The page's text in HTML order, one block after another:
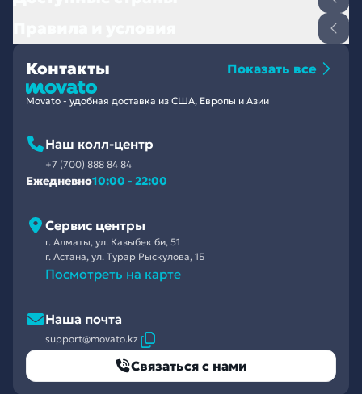
Контакты
Показать все
Movato - удобная доставка из США, Европы и Азии
Наш колл-центр
+7 (700) 888 84 84
Ежедневно10:00 - 22:00
Сервис центры
г. Алматы, ул. Казыбек би, 51
г. Астана, ул. Турар Рыскулова, 1Б
Посмотреть на карте
Наша почта
support@movato.kz
Связаться с нами